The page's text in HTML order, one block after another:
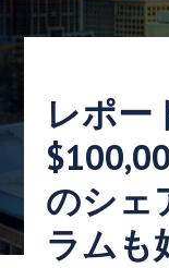
レポー
のシェ
ラムも